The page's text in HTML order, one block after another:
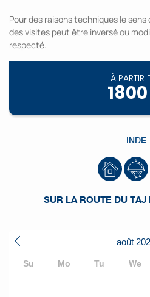
Pour des raisons techniques le
des visites peut être inversé ou
respecté.
À PARTIR
INDE
SUR LA ROUTE DU
août
Su Mo Tu We